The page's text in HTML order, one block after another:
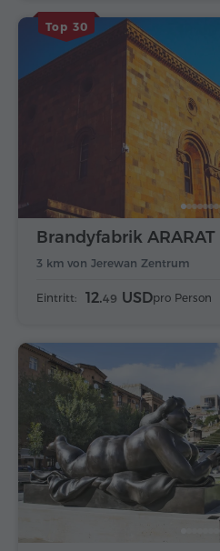
Top 30
3 km von Jerewan Zentrum
Brandyfabrik ARARAT
Eintritt: 12.49 USDpro Person